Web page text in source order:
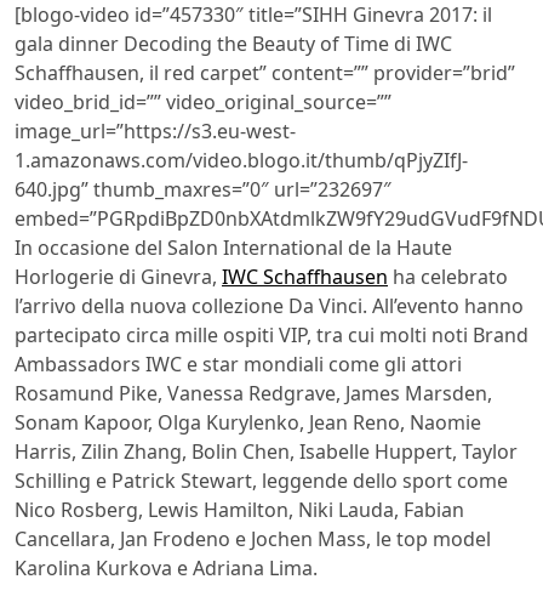
[blogo-video id=”457330″ title=”SIHH Ginevra 2017: il
gala dinner Decoding the Beauty of Time di IWC
Schaffhausen, il red carpet” content=”” provider=”brid”
video_brid_id=”” video_original_source=””
image_url=”https://s3.eu-west-
1.amazonaws.com/video.blogo.it/thumb/qPjyZIfJ-
640.jpg” thumb_maxres=”0″ url=”232697″
In occasione del Salon International de la Haute
Horlogerie di Ginevra, IWC Schaffhausen ha celebrato
l’arrivo della nuova collezione Da Vinci. All’evento hanno
partecipato circa mille ospiti VIP, tra cui molti noti Brand
Ambassadors IWC e star mondiali come gli attori
Rosamund Pike, Vanessa Redgrave, James Marsden,
Sonam Kapoor, Olga Kurylenko, Jean Reno, Naomie
Harris, Zilin Zhang, Bolin Chen, Isabelle Huppert, Taylor
Schilling e Patrick Stewart, leggende dello sport come
Nico Rosberg, Lewis Hamilton, Niki Lauda, Fabian
Cancellara, Jan Frodeno e Jochen Mass, le top model
Karolina Kurkova e Adriana Lima.